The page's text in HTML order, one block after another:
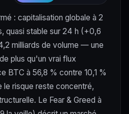
: capitalisation globale à 2
quasi stable sur 24 h (+0,6
milliards de volume — une
plus qu'un vrai flux
BTC à 56,8 % contre 10,1 %
le risque reste concentré,
Le Fear & Greed à